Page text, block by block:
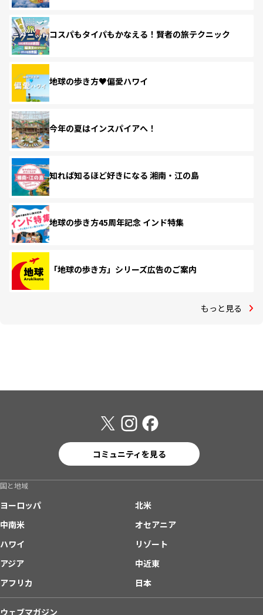
コスパもタイパもかなえる！賢者の旅テクニック
地球の歩き方♥偏愛ハワイ
今年の夏はインスパイアへ！
知れば知るほど好きになる 湘南・江の島
地球の歩き方45周年記念 インド特集
「地球の歩き方」シリーズ広告のご案内
もっと見る
コミュニティを見る
国と地域
ヨーロッパ
北米
中南米
オセアニア
ハワイ
リゾート
アジア
中近東
アフリカ
日本
ウェブマガジン